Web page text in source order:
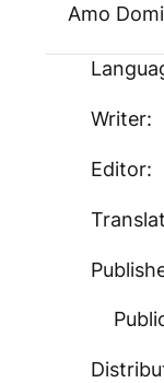
Amo
Writer:
Editor: